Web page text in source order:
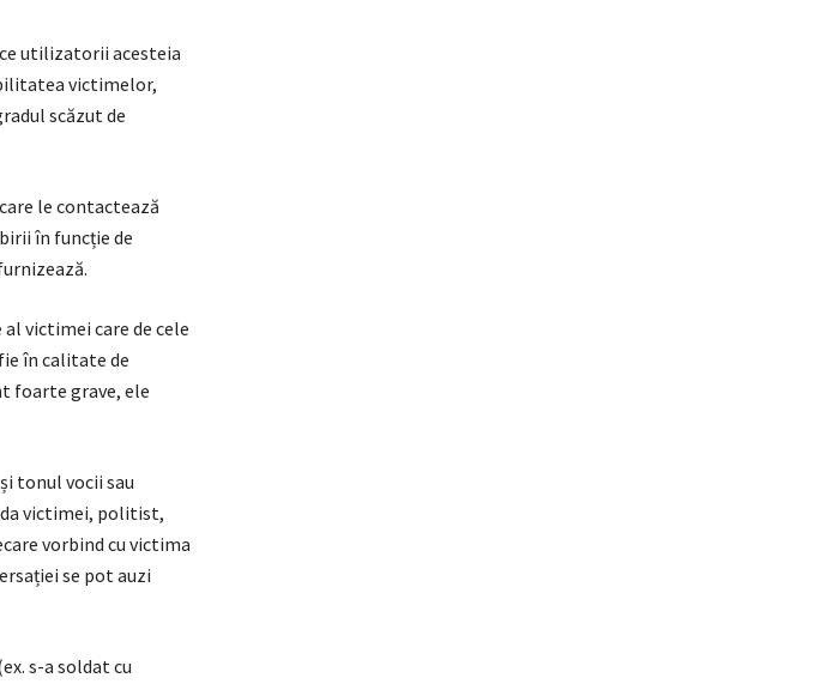
utilizatorii acesteia
victimelor,
scăzut de
le contactează
în funcție de
victimei care de cele
în calitate de
foarte grave, ele
tonul vocii sau
victimei, politist,
vorbind cu victima
se pot auzi
s-a soldat cu